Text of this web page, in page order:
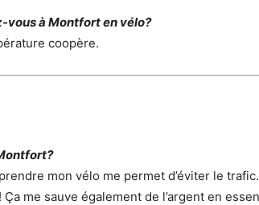
vous à Montfort en vélo?
coopère.
mon vélo me permet d’éviter le
Ça me sauve également de l’argent en